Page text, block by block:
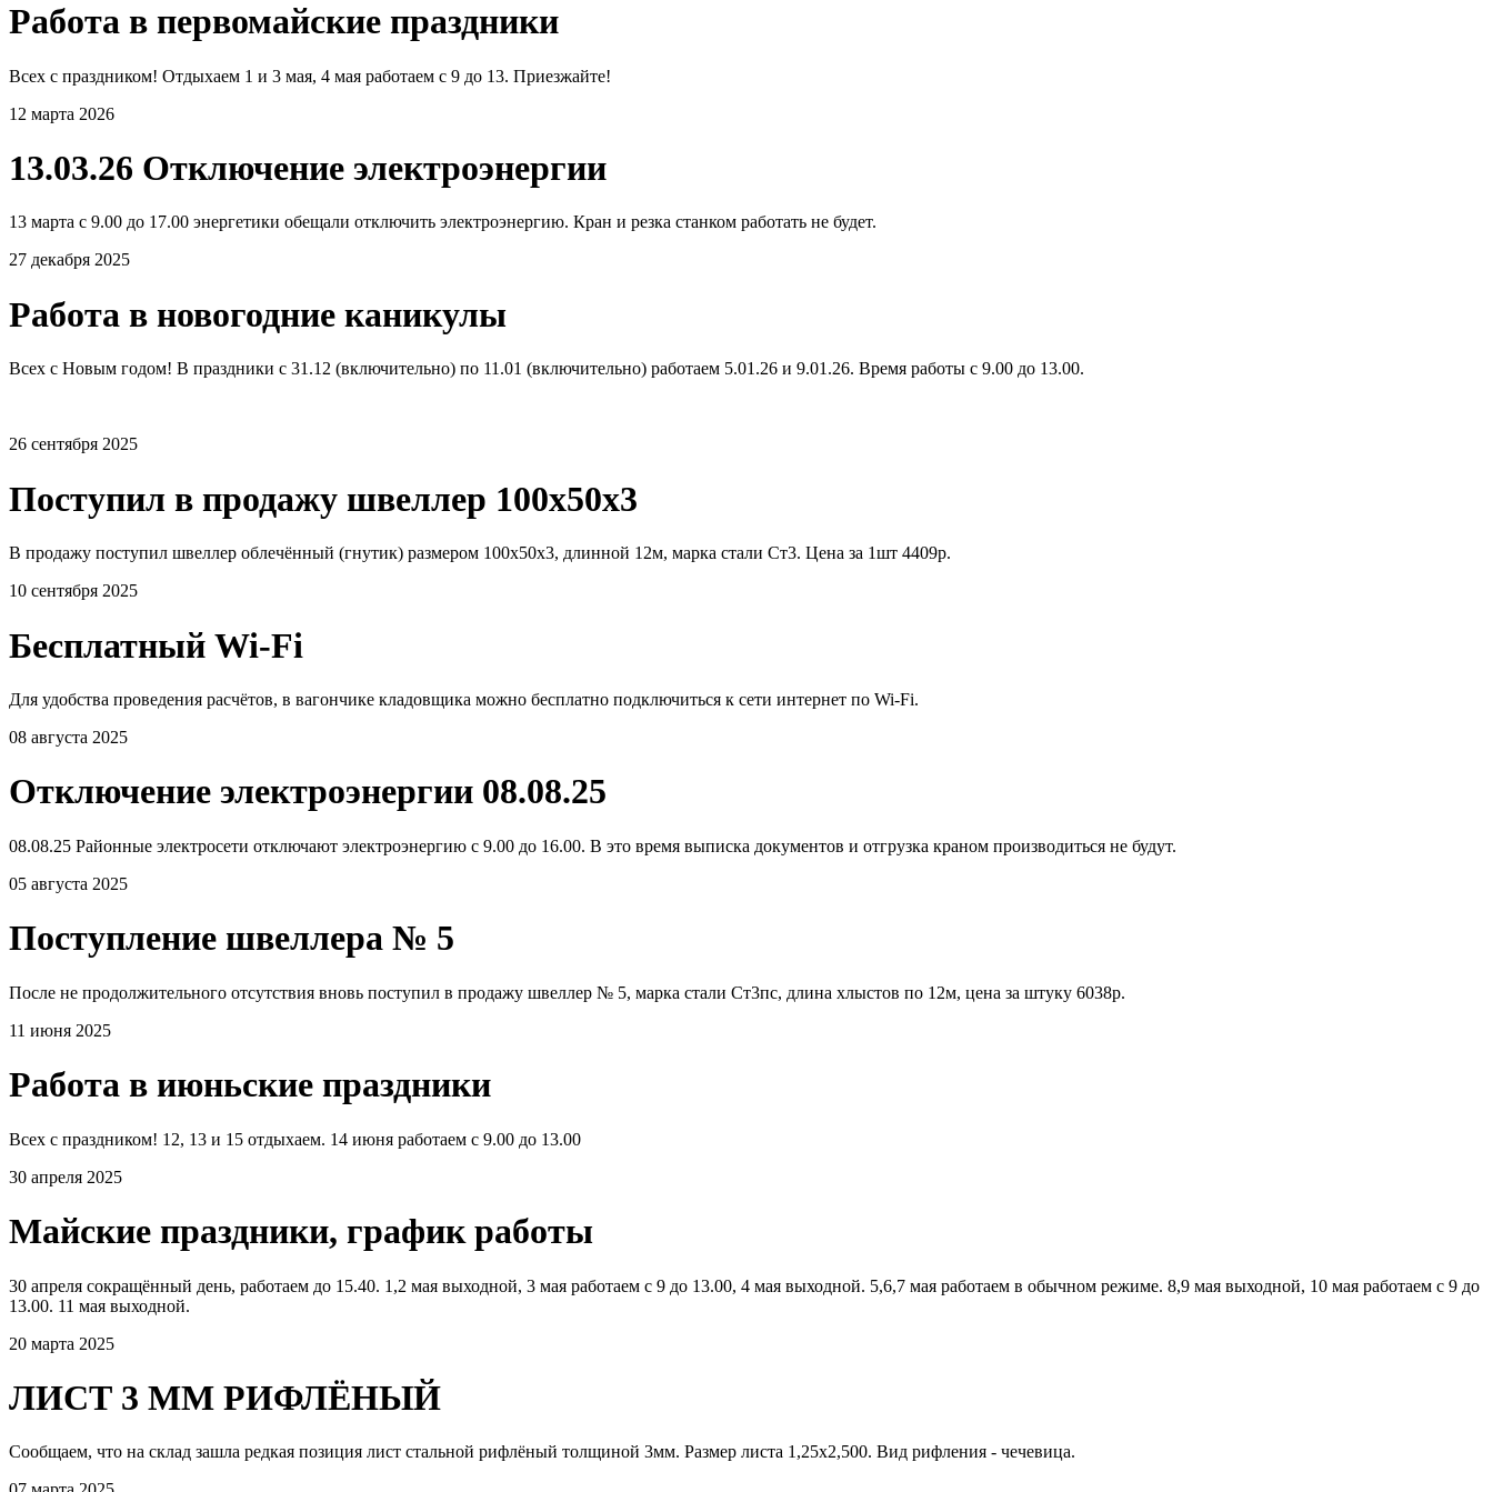
Работа в первомайские праздники
Всех с праздником! Отдыхаем 1 и 3 мая, 4 мая работаем с 9 до 13. Приезжайте!
12 марта 2026
13.03.26 Отключение электроэнергии
13 марта с 9.00 до 17.00 энергетики обещали отключить электроэнергию. Кран и резка станком работать не будет.
27 декабря 2025
Работа в новогодние каникулы
Всех с Новым годом! В праздники с 31.12 (включительно) по 11.01 (включительно) работаем 5.01.26 и 9.01.26. Время работы с 9.00 до 13.00.
26 сентября 2025
Поступил в продажу швеллер 100х50х3
В продажу поступил швеллер облечённый (гнутик) размером 100х50х3, длинной 12м, марка стали Ст3. Цена за 1шт 4409р.
10 сентября 2025
Бесплатный Wi-Fi
Для удобства проведения расчётов, в вагончике кладовщика можно бесплатно подключиться к сети интернет по Wi-Fi.
08 августа 2025
Отключение электроэнергии 08.08.25
08.08.25 Районные электросети отключают электроэнергию с 9.00 до 16.00. В это время выписка документов и отгрузка краном производиться не будут.
05 августа 2025
Поступление швеллера № 5
После не продолжительного отсутствия вновь поступил в продажу швеллер № 5, марка стали Ст3пс, длина хлыстов по 12м, цена за штуку 6038р.
11 июня 2025
Работа в июньские праздники
Всех с праздником! 12, 13 и 15 отдыхаем. 14 июня работаем с 9.00 до 13.00
30 апреля 2025
Майские праздники, график работы
30 апреля сокращённый день, работаем до 15.40. 1,2 мая выходной, 3 мая работаем с 9 до 13.00, 4 мая выходной. 5,6,7 мая работаем в обычном режиме. 8,9 мая выходной, 10 мая работаем с 9 до
13.00. 11 мая выходной.
20 марта 2025
ЛИСТ 3 ММ РИФЛЁНЫЙ
Сообщаем, что на склад зашла редкая позиция лист стальной рифлёный толщиной 3мм. Размер листа 1,25х2,500. Вид рифления - чечевица.